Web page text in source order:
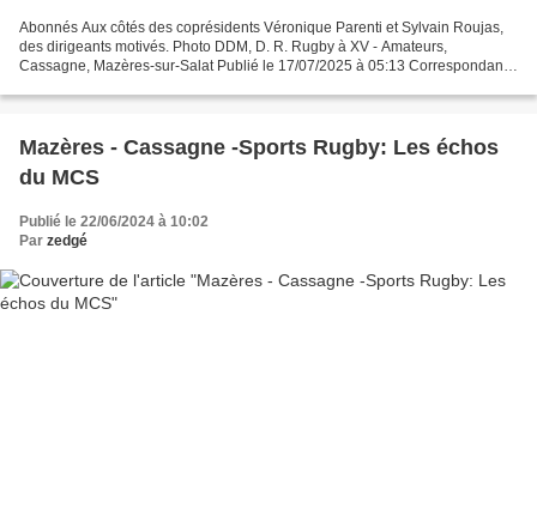
Abonnés Aux côtés des coprésidents Véronique Parenti et Sylvain Roujas,
des dirigeants motivés. Photo DDM, D. R. Rugby à XV - Amateurs,
Cassagne, Mazères-sur-Salat Publié le 17/07/2025 à 05:13 Correspondant
Mazères - Cassagne -Sports Rugby: Les échos
du MCS
Publié le 22/06/2024 à 10:02
Par zedgé